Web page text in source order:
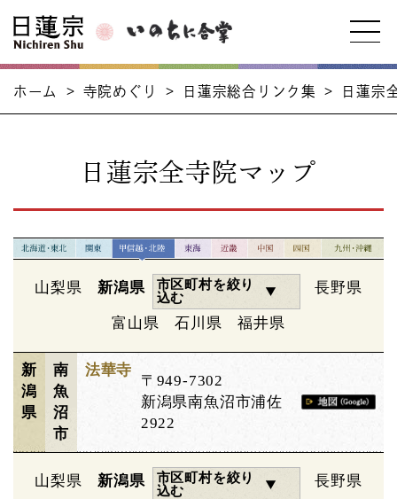
ホーム > 寺院めぐり > 日蓮宗総合リンク集 > 日蓮宗
日蓮宗全寺院マップ
山梨県 新潟県
市区町村を絞り
込む
長野県
富山県 石川県 福井県
新
潟
県
南
魚
沼
市
法華寺
〒949-7302
新潟県南魚沼市浦佐
2922
山梨県 新潟県
市区町村を絞り
込む
長野県